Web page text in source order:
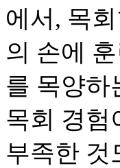
에서, 목
의 손에
를 목양하
목회 경험
부족한 것